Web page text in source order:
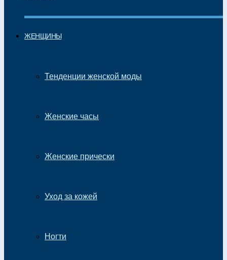
ЖЕНЩИНЫ
Тенденции женской моды
Женские часы
Женские прически
Уход за кожей
Ногти